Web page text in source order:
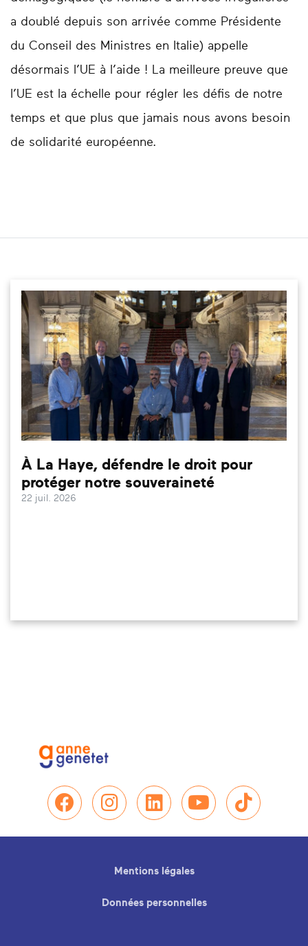
a doublé depuis son arrivée comme Présidente
du Conseil des Ministres en Italie) appelle
désormais l’UE à l’aide ! La meilleure preuve que
l’UE est la échelle pour régler les défis de notre
temps et que plus que jamais nous avons besoin
de solidarité européenne.
À La Haye, défendre le droit pour
protéger notre souveraineté
22 juil. 2026
Nous retrouver sur
Nous retrouver sur
Nous retrouver
NousNous
Mentions légales
Données personnelles